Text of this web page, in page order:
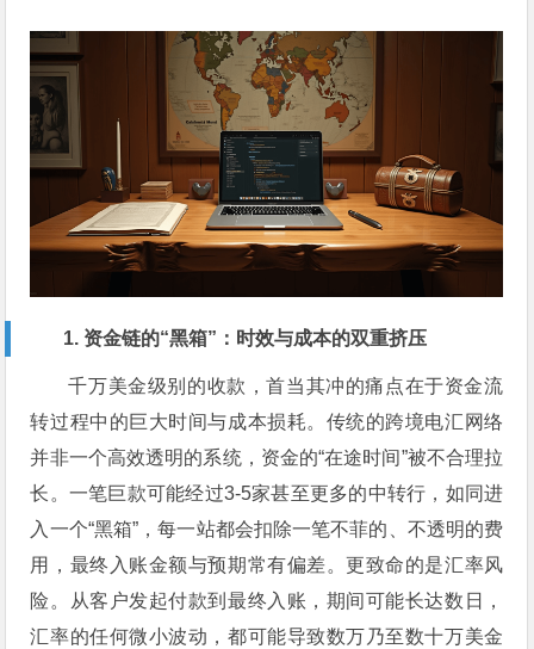
1. 资金链的“黑箱”：时效与成本的双重挤压
千万美金级别的收款，首当其冲的痛点在于资金流
转过程中的巨大时间与成本损耗。传统的跨境电汇网络
并非一个高效透明的系统，资金的“在途时间”被不合理拉
长。一笔巨款可能经过3-5家甚至更多的中转行，如同进
入一个“黑箱”，每一站都会扣除一笔不菲的、不透明的费
用，最终入账金额与预期常有偏差。更致命的是汇率风
险。从客户发起付款到最终入账，期间可能长达数日，
汇率的任何微小波动，都可能导致数万乃至数十万美金